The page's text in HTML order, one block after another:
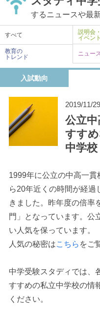
するニュースや最
すべて
説明会・
イベント
教育の
トレンド
ニュー
入試動向
2019/11/
公立
すす
中学校
1999年に公立の中高一
ら20年近くの時間が経過
きました。昨年度の倍率
門」となっています。公
い人気を保っています。
人気の秘密はこちら をご
中学受験スタディでは、
すすめの私立中学校の情
ください。